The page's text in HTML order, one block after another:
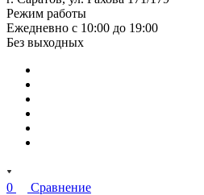
Режим работы
Ежедневно с 10:00 до 19:00
Без выходных
0
Сравнение